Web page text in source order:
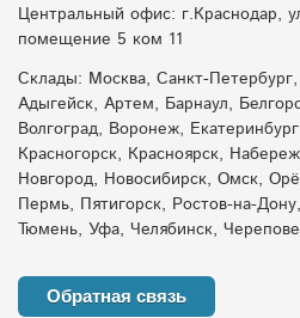
Центральный офис: г.Краснодар,
помещение 5 ком 11
Склады: Москва, Санкт-
Адыгейск, Артем, Барнаул,
Волгоград, Воронеж,
Красногорск, Красноярск,
Новгород, Новосибирск, Омск,
Пермь, Пятигорск, Ростов-на-
Тюмень, Уфа, Челябинск,
Обратная связь